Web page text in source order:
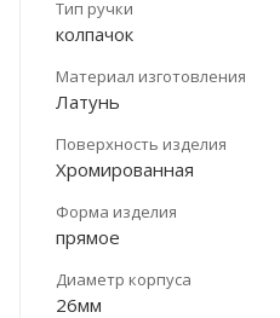
Тип ручки
колпачок
Материал изготовления
Латунь
Поверхность изделия
Хромированная
Форма изделия
прямое
Диаметр корпуса
26мм